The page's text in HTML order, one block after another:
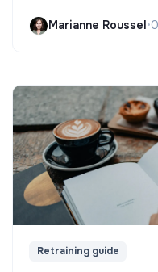
Marianne Roussel •
Retraining guide